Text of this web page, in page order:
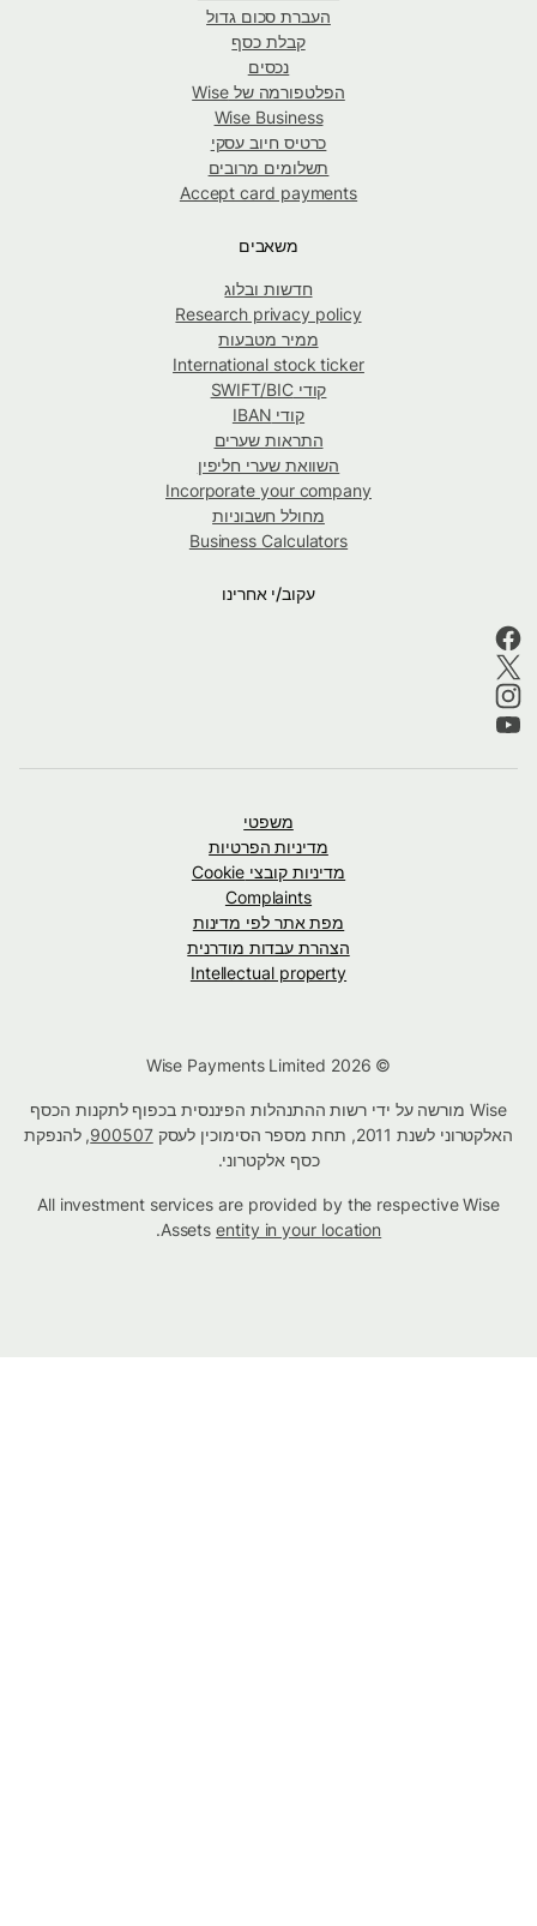
העברת סכום גדול
קבלת כסף
נכסים
הפלטפורמה של Wise
Wise Business
כרטיס חיוב עסקי
תשלומים מרובים
Accept card payments
משאבים
חדשות ובלוג
Research privacy policy
ממיר מטבעות
International stock ticker
קודי SWIFT/BIC
קודי IBAN
התראות שערים
השוואת שערי חליפין
Incorporate your company
מחולל חשבוניות
Business Calculators
עקוב/י אחרינו
משפטי
מדיניות הפרטיות
מדיניות קובצי Cookie
Complaints
מפת אתר לפי מדינות
הצהרת עבדות מודרנית
Intellectual property
Wise מורשה על ידי רשות ההתנהלות הפיננסית בכפוף לתקנות הכסף
האלקטרוני לשנת 2011, תחת מספר הסימוכין לעסק
900507, להנפקת
כסף אלקטרוני.
All investment services are provided by the respective Wise
Assetsentity in your location
.